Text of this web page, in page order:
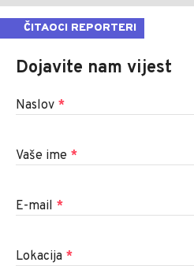
ČITAOCI REPORTERI
Dojavite nam vijest
Naslov *
Vaše ime *
E-mail *
Lokacija *